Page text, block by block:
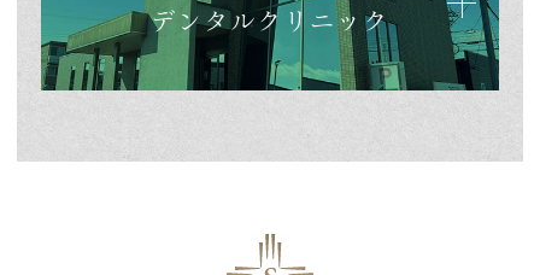
デンタルクリニック